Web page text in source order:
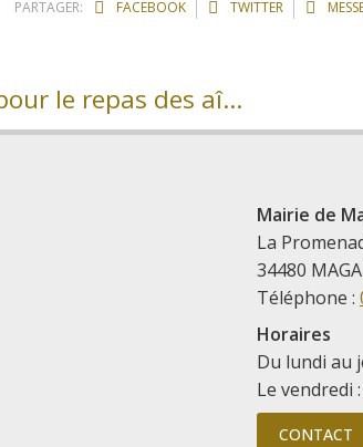
PARTAGER: FACEBOOK TWITTER
Un beau moment de convivialité pour le repas des aînés
Mairie de
La
34480
Téléphone :
Horaires
Du lundi au
Le vendredi
CONTACT